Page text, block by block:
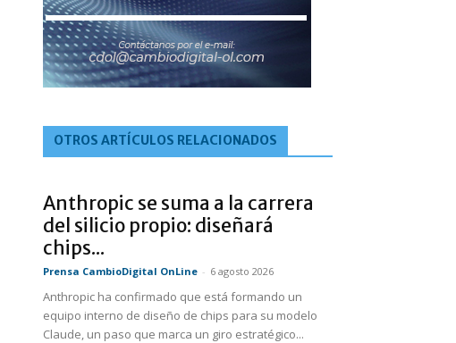
OTROS ARTÍCULOS RELACIONADOS
Anthropic se suma a la carrera
del silicio propio: diseñará
chips...
Prensa CambioDigital OnLine - 6 agosto 2026
Anthropic ha confirmado que está formando un
equipo interno de diseño de chips para su modelo
Claude, un paso que marca un giro estratégico...